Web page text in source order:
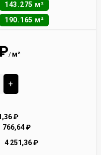
143.275 м²
190.165 м²
/ м²
+
₽
766,64₽
4 251,36₽